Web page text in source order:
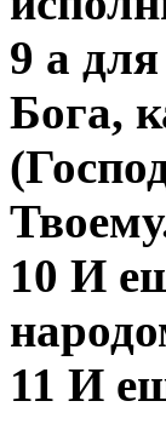
9 а
Бога,
10 И
11 И